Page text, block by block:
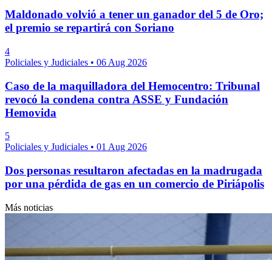
Maldonado volvió a tener un ganador del 5 de Oro;
el premio se repartirá con Soriano
4
Policiales y Judiciales • 06 Aug 2026
Caso de la maquilladora del Hemocentro: Tribunal
revocó la condena contra ASSE y Fundación
Hemovida
5
Policiales y Judiciales • 01 Aug 2026
Dos personas resultaron afectadas en la madrugada
por una pérdida de gas en un comercio de Piriápolis
Más noticias